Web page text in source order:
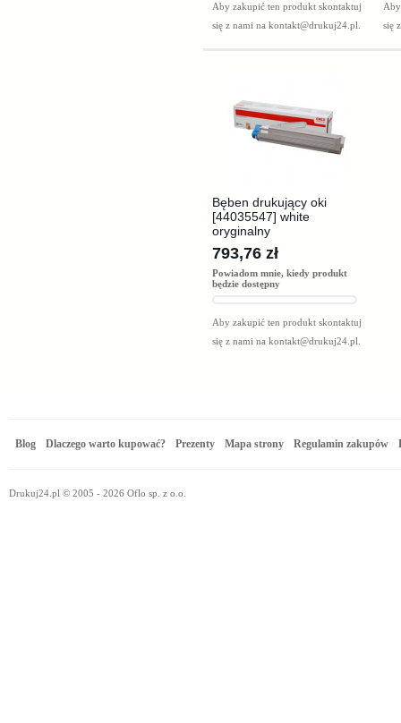
Aby zakupić ten produkt skontaktuj
się z nami na kontakt@drukuj24.pl
się
Bęben drukujący oki
[44035547] white
oryginalny
793,76 zł
Powiadom mnie, kiedy produkt
będzie dostępny
Aby zakupić ten produkt skontaktuj
się z nami na kontakt@drukuj24.pl
Blog Dlaczego warto kupować? Prezenty Mapa strony Regulamin zakupów
Drukuj24.pl © 2005 - 2026 Oflo sp. z o.o.